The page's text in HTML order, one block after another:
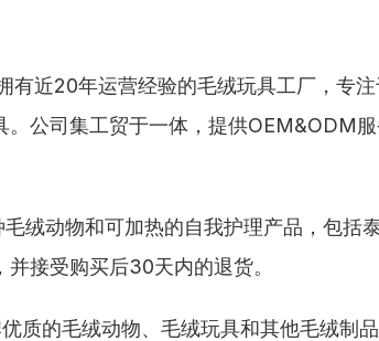
有近20年运营经验的毛绒玩具工厂，专
。公司集工贸于一体，提供OEM&ODM
毛绒动物和可加热的自我护理产品，包括泰
接受购买后30天内的退货。
优质的毛绒动物、毛绒玩具和其他毛绒制